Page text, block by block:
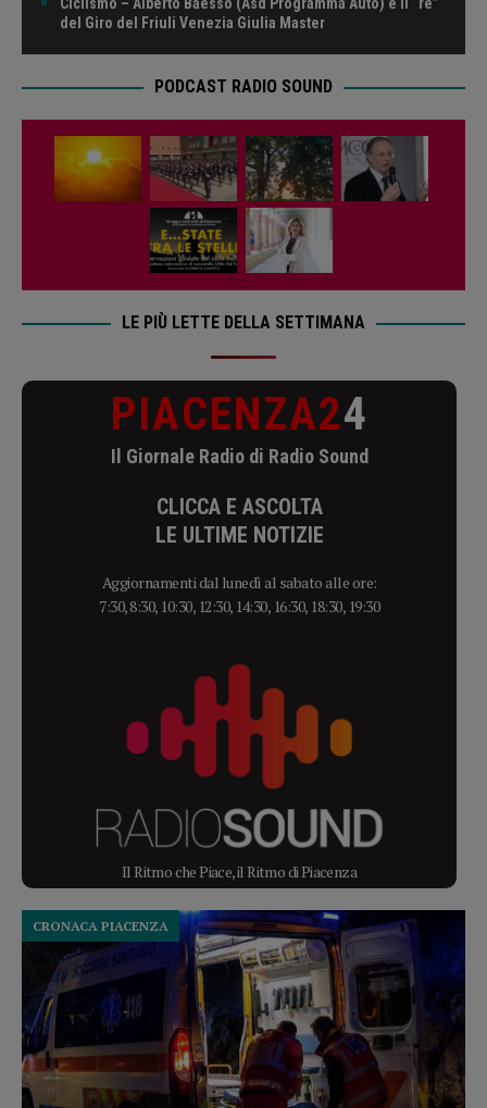
del Giro del Friuli Venezia Giulia Master
PODCAST RADIO SOUND
LE PIÙ LETTE DELLA SETTIMANA
PIACENZA24
Il Giornale Radio di Radio Sound
CLICCA E ASCOLTA
LE ULTIME NOTIZIE
Aggiornamenti dal lunedì al sabato alle ore:
7:30, 8:30, 10:30, 12:30, 14:30, 16:30, 18:30, 19:30
Il Ritmo che Piace, il Ritmo di Piacenza
CRONACA PIACENZA